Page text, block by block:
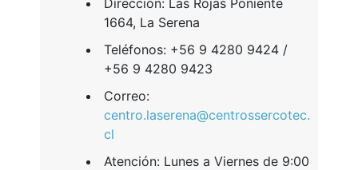
​Dirección: Las Rojas Poniente
1664, La Serena
Teléfonos: +56 9 4280 9424 /
+56 9 4280 9423
Correo:
centro.laserena@centrossercotec.
cl
Atención: Lunes a Viernes de 9:00